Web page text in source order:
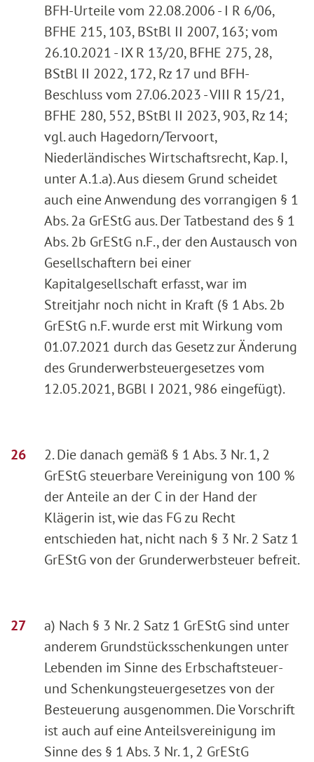
BFH-Urteile vom 22.08.2006 - I R 6/06,
BFHE 215, 103, BStBl II 2007, 163; vom
26.10.2021 - IX R 13/20, BFHE 275, 28,
BStBl II 2022, 172, Rz 17 und BFH-
Beschluss vom 27.06.2023 - VIII R 15/21,
BFHE 280, 552, BStBl II 2023, 903, Rz 14;
vgl. auch Hagedorn/Tervoort,
Niederländisches Wirtschaftsrecht, Kap. I,
unter A.1.a). Aus diesem Grund scheidet
auch eine Anwendung des vorrangigen § 1
Abs. 2a GrEStG aus. Der Tatbestand des § 1
Abs. 2b GrEStG n.F., der den Austausch von
Gesellschaftern bei einer
Kapitalgesellschaft erfasst, war im
Streitjahr noch nicht in Kraft (§ 1 Abs. 2b
GrEStG n.F. wurde erst mit Wirkung vom
01.07.2021 durch das Gesetz zur Änderung
des Grunderwerbsteuergesetzes vom
12.05.2021, BGBl I 2021, 986 eingefügt).
2. Die danach gemäß § 1 Abs. 3 Nr. 1, 2
GrEStG steuerbare Vereinigung von 100 %
der Anteile an der C in der Hand der
Klägerin ist, wie das FG zu Recht
entschieden hat, nicht nach § 3 Nr. 2 Satz 1
GrEStG von der Grunderwerbsteuer befreit.
a) Nach § 3 Nr. 2 Satz 1 GrEStG sind unter
anderem Grundstücksschenkungen unter
Lebenden im Sinne des Erbschaftsteuer-
und Schenkungsteuergesetzes von der
Besteuerung ausgenommen. Die Vorschrift
ist auch auf eine Anteilsvereinigung im
Sinne des § 1 Abs. 3 Nr. 1, 2 GrEStG